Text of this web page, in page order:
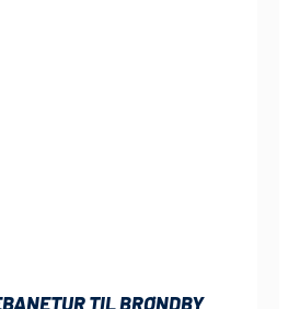
TIL BRØNDBY